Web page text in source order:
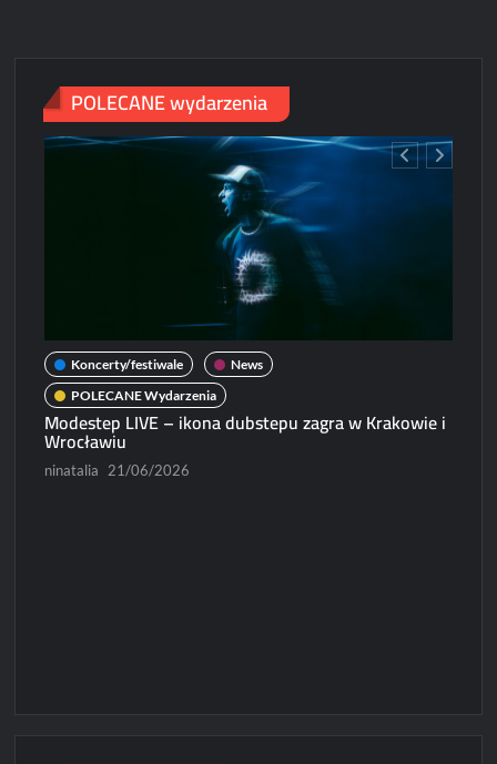
POLECANE wydarzenia
Koncerty/festiwale
News
POLECANE Wydarzenia
Modestep LIVE – ikona dubstepu zagra w Krakowie i
Wrocławiu
ninatalia 21/06/2026